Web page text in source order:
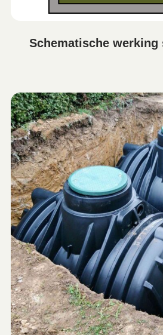
Schematische werking